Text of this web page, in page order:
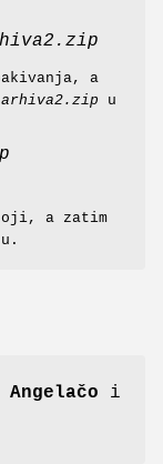
a
arhiva2.zip u
a zatim
i